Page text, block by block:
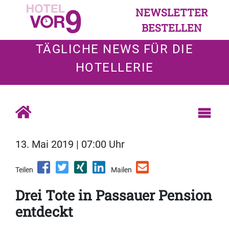
NEWSLETTER
BESTELLEN
TÄGLICHE NEWS FÜR DIE
HOTELLERIE
13. Mai 2019 | 07:00 Uhr
Teilen Mailen
Drei Tote in Passauer Pension
entdeckt